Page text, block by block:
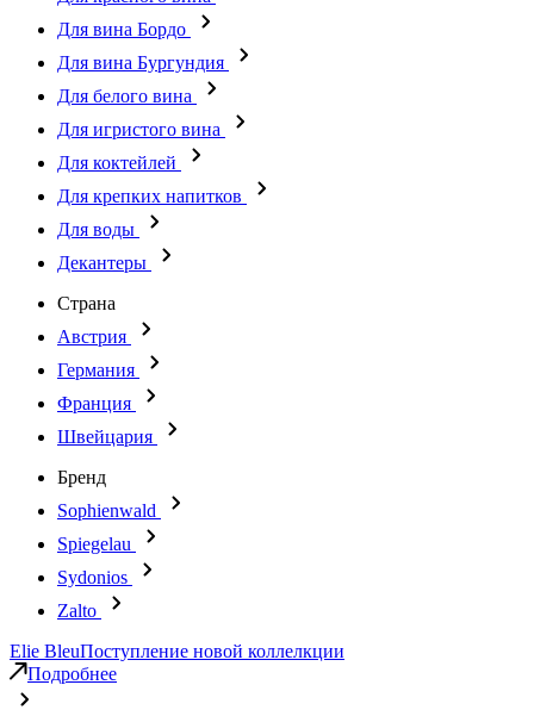
Для вина Бордо
Для вина Бургундия
Для белого вина
Для игристого вина
Для коктейлей
Для крепких напитков
Для воды
Декантеры
Страна
Австрия
Германия
Франция
Швейцария
Бренд
Sophienwald
Spiegelau
Sydonios
Zalto
Elie BleuПоступление новой коллелкции
Подробнее